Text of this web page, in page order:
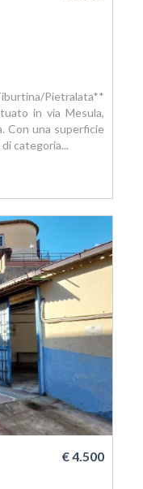
Pietralata**
in via Mesula,
Con una superficie
categoria...
€ 4.500